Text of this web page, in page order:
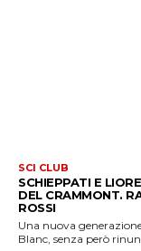
SCI CLUB
SCHIEPPATI E
DEL CRAMMONT.
ROSSI
Una nuova
Blanc, senza però